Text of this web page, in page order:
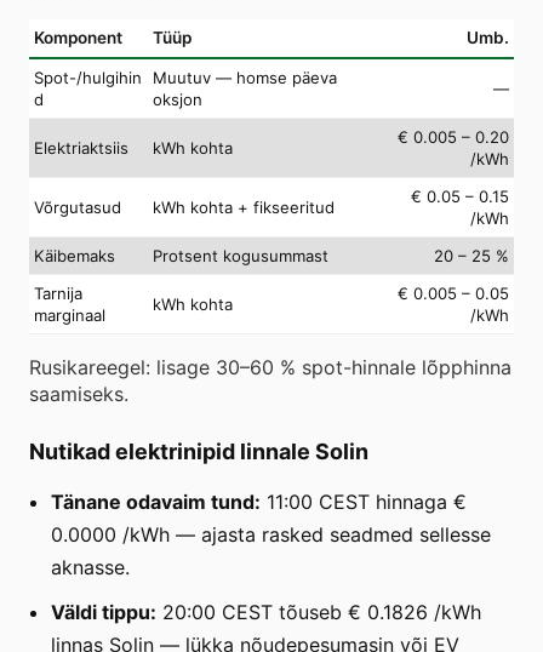
Komponent Tüüp Umb.
Spot-/hulgihin
d
Muutuv — homse päeva
oksjon
—
Elektriaktsiis kWh kohta
€ 0.005 – 0.20
/kWh
Võrgutasud kWh kohta + fikseeritud
€ 0.05 – 0.15
/kWh
Käibemaks
Protsent kogusummast
20 – 25 %
Tarnija
marginaal
kWh kohta
€ 0.005 – 0.05
/kWh
Rusikareegel: lisage 30–60 % spot-hinnale lõpphinna
saamiseks.
Nutikad elektrinipid linnale Solin
Tänane odavaim tund: 11:00 CEST hinnaga €
0.0000 /kWh — ajasta rasked seadmed sellesse
aknasse.
Väldi tippu: 20:00 CEST tõuseb € 0.1826 /kWh
linnas Solin — lükka nõudepesumasin või EV